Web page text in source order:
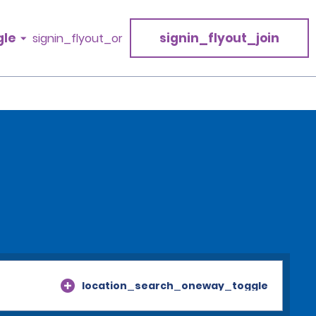
signin_flyout_or signin_flyout_join
location_search_oneway_toggle